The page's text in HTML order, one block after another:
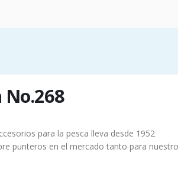
para la pesca lleva desde 1952
punteros en el mercado tanto para